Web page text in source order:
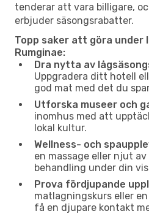
tenderar att vara billigare,
erbjuder säsongsrabatter.
Topp saker att göra under
Rumginae:
Dra nytta av
Uppgradera ditt hotell
god mat med det du
Utforska museer och
inomhus med att
lokal kultur.
Wellness- och
en massage eller njut
behandling under din
Prova fördjupande
matlagningskurs eller
få en djupare kontakt